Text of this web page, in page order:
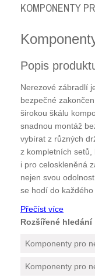
KOMPONENTY
Popis
Nerezové zábradlí
bezpečné
širokou škálu
snadnou montáž
vybírat z různých
z kompletních
i pro celoskleněná
nejen svou
se hodí do každého
Přečíst více
Rozšířené hledání
Komponenty pro
Komponenty pro